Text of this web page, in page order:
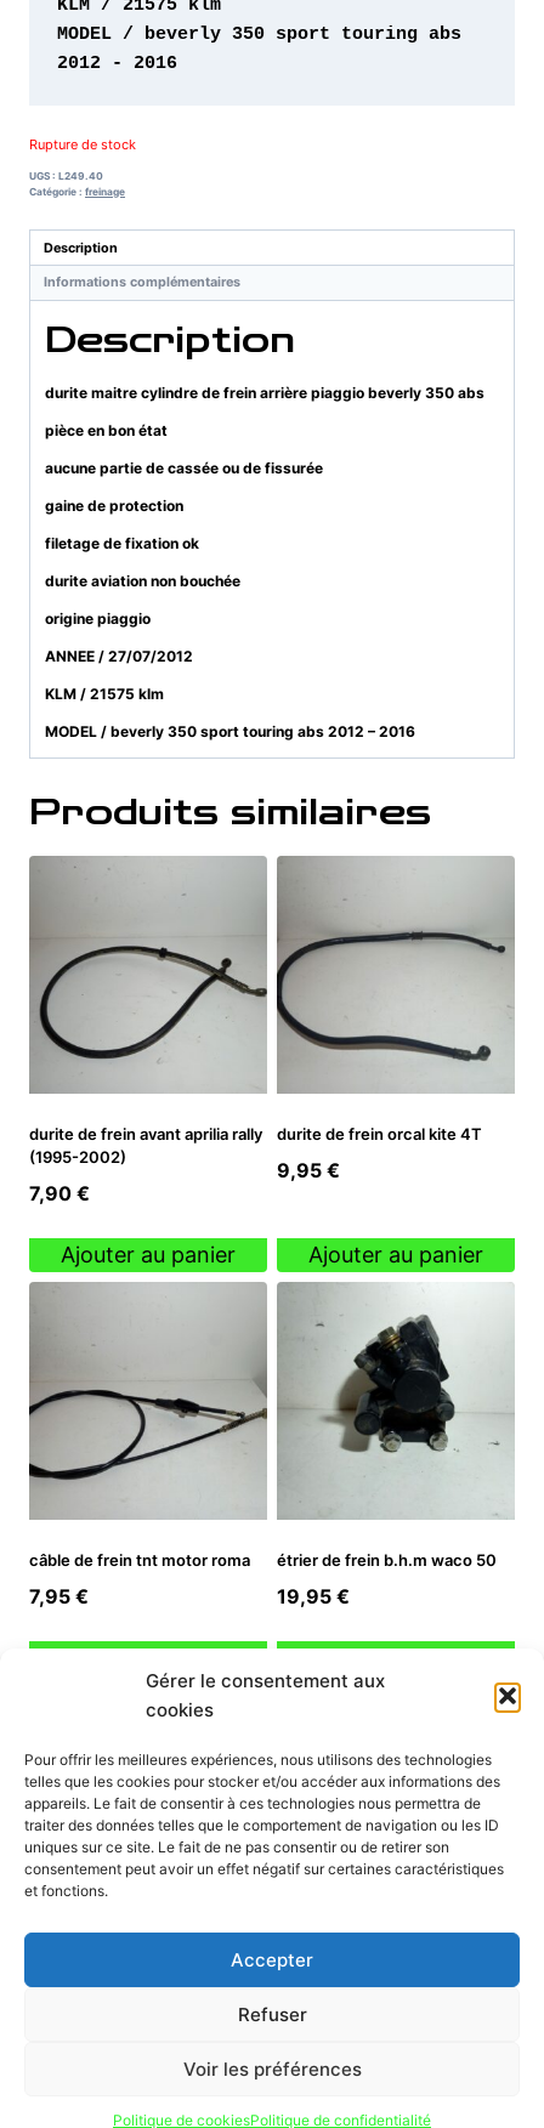
Gérer le consentement aux
cookies
Pour offrir les meilleures expériences, nous utilisons des technologies
telles que les cookies pour stocker et/ou accéder aux informations des
appareils. Le fait de consentir à ces technologies nous permettra de
traiter des données telles que le comportement de navigation ou les ID
uniques sur ce site. Le fait de ne pas consentir ou de retirer son
consentement peut avoir un effet négatif sur certaines caractéristiques
et fonctions.
Accepter
Refuser
Voir les préférences
Politique de cookiesPolitique de confidentialité
MODEL / beverly 350 sport touring abs
2012 - 2016
Rupture de stock
UGS : L249.40
Catégorie : freinage
Description
Informations complémentaires
Description
durite maitre cylindre de frein arrière piaggio beverly 350 abs
pièce en bon état
aucune partie de cassée ou de fissurée
gaine de protection
filetage de fixation ok
durite aviation non bouchée
origine piaggio
ANNEE / 27/07/2012
KLM / 21575 klm
MODEL / beverly 350 sport touring abs 2012 – 2016
Produits similaires
durite de frein avant aprilia rally
(1995-2002)
7,90 €
Ajouter au panier
durite de frein orcal kite 4T
9,95 €
Ajouter au panier
câble de frein tnt motor roma
7,95 €
étrier de frein b.h.m waco 50
19,95 €
INFORMATION
Mon compte
Nous contacter
Mode paiement
Nos services
Politique de confidentialité
Politique de cookies (UE)
© 2026 hmpscoot.com tous droits réservés